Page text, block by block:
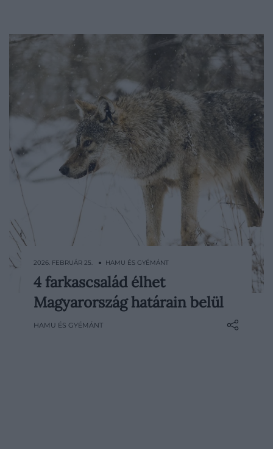
A Bükki Nemzeti Park Igazgatóság
működési területén friss adatgyűjtéssel
követték, merre járnak és hogyan
2026. FEBRUÁR 25. ● HAMU ÉS GYÉMÁNT
4 farkascsalád élhet
Magyarország határain belül
HAMU ÉS GYÉMÁNT